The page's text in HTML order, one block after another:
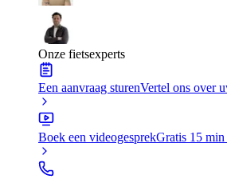
Onze fietsexperts
Een aanvraag sturenVertel ons over
Boek een videogesprekGratis 15